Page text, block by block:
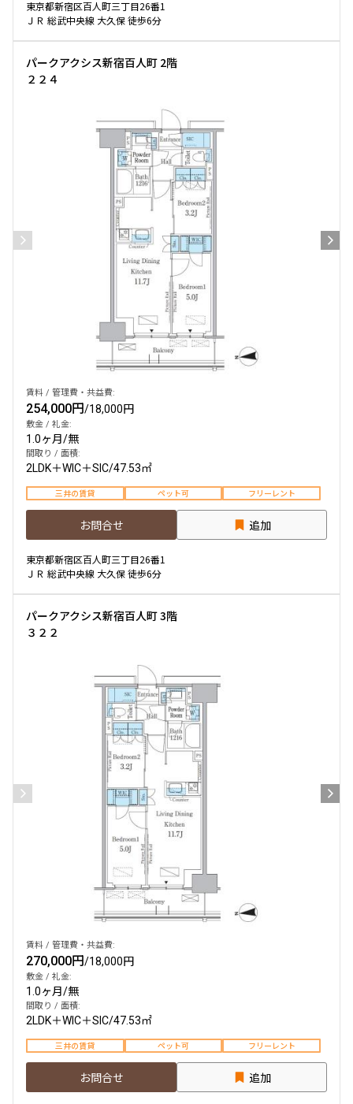
東京都新宿区百人町三丁目26番1
ＪＲ 総武中央線 大久保 徒歩6分
パークアクシス新宿百人町 2階
２２４
賃料 / 管理費・共益費:
254,000円/18,000円
敷金 / 礼金:
1.0ヶ月/無
間取り / 面積:
2LDK＋WIC＋SIC/47.53㎡
三井の賃貸 ペット可 フリーレント
お問合せ 追加
東京都新宿区百人町三丁目26番1
ＪＲ 総武中央線 大久保 徒歩6分
パークアクシス新宿百人町 3階
３２２
賃料 / 管理費・共益費:
270,000円/18,000円
敷金 / 礼金:
1.0ヶ月/無
間取り / 面積:
2LDK＋WIC＋SIC/47.53㎡
三井の賃貸 ペット可 フリーレント
お問合せ 追加